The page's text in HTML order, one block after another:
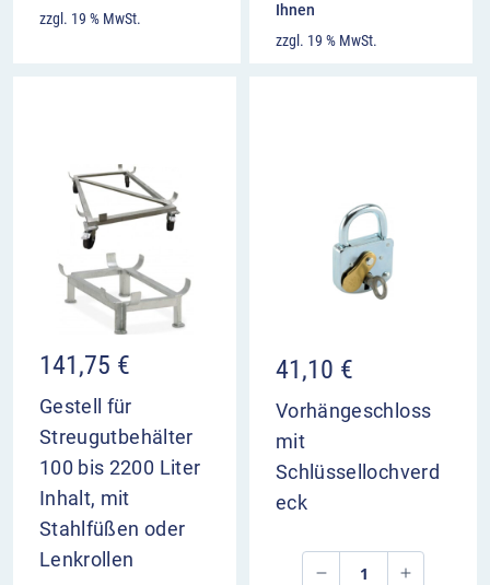
zzgl. 19 % MwSt.
Ihnen
zzgl. 19 % MwSt.
141,75 €
Gestell für
Streugutbehälter
100 bis 2200 Liter
Inhalt, mit
Stahlfüßen oder
Lenkrollen
41,10 €
Vorhängeschloss
mit
Schlüssellochverd
eck